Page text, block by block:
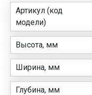
Артикул (код
модели)
Высота, мм
Ширина, мм
Глубина, мм